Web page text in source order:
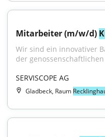
Mitarbeiter (m/w/d)
Wir sind ein innovativer
der
SERVISCOPE AG
Gladbeck, Raum